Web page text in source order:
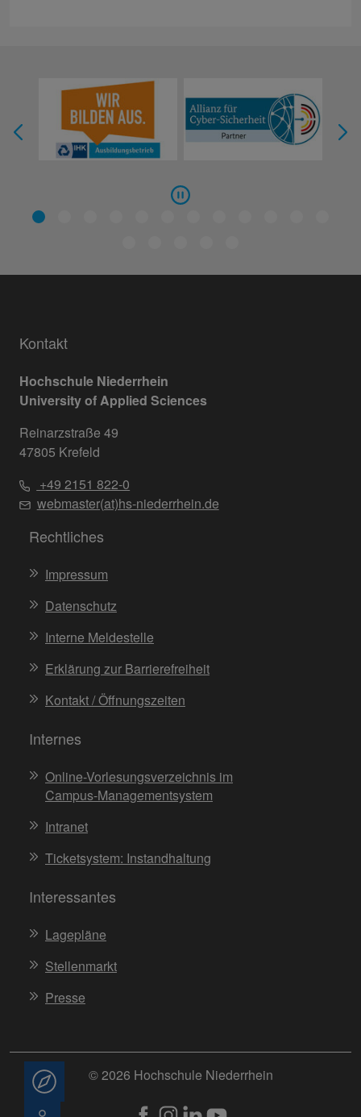
Kontakt
Hochschule Niederrhein
University of Applied Sciences
Reinarzstraße 49
47805 Krefeld
+49 2151 822-0
webmaster(at)hs-niederrhein.de
Rechtliches
Impressum
Datenschutz
Interne Meldestelle
Erklärung zur Barrierefreiheit
Kontakt / Öffnungszeiten
Internes
Online-Vorlesungsverzeichnis im
Campus-Managementsystem
Intranet
Ticketsystem: Instandhaltung
Interessantes
Lagepläne
Stellenmarkt
Presse
© 2026 Hochschule Niederrhein
Beratung